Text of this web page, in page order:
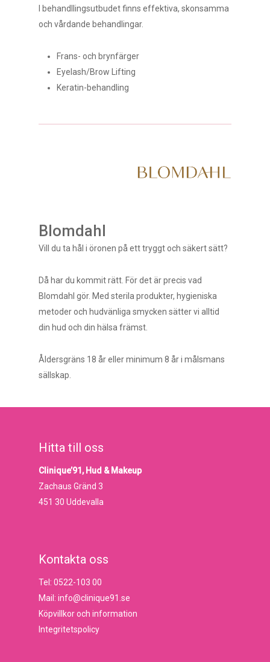
I behandllingsutbudet finns effektiva, skonsamma
och vårdande behandlingar.
Frans- och brynfärger
Eyelash/Brow Lifting
Keratin-behandling
Blomdahl
Vill du ta hål i öronen på ett tryggt och säkert sätt?
Då har du kommit rätt. För det är precis vad
Blomdahl gör. Med sterila produkter, hygieniska
metoder och hudvänliga smycken sätter vi alltid
din hud och din hälsa främst.
Åldersgräns 18 år eller minimum 8 år i målsmans
sällskap.
Hitta till oss
Clinique’91, Hud & Makeup
Zachaus Gränd 3
451 30 Uddevalla
Kontakta oss
Tel: 0522-103 00
Mail: info@clinique91.se
Köpvillkor och information
Integritetspolicy